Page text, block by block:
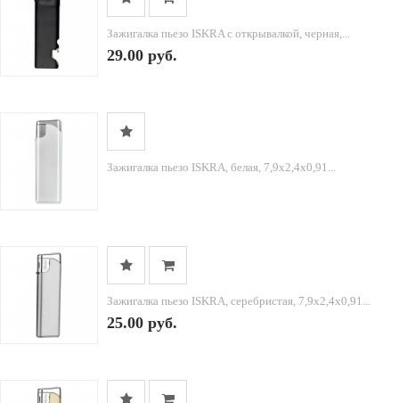
Зажигалка пьезо ISKRA с открывалкой, черная,...
29.00 руб.
Зажигалка пьезо ISKRA, белая, 7,9х2,4х0,91...
Зажигалка пьезо ISKRA, серебристая, 7,9х2,4х0,91...
25.00 руб.